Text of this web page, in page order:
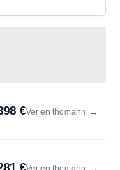
€Ver en thomann →